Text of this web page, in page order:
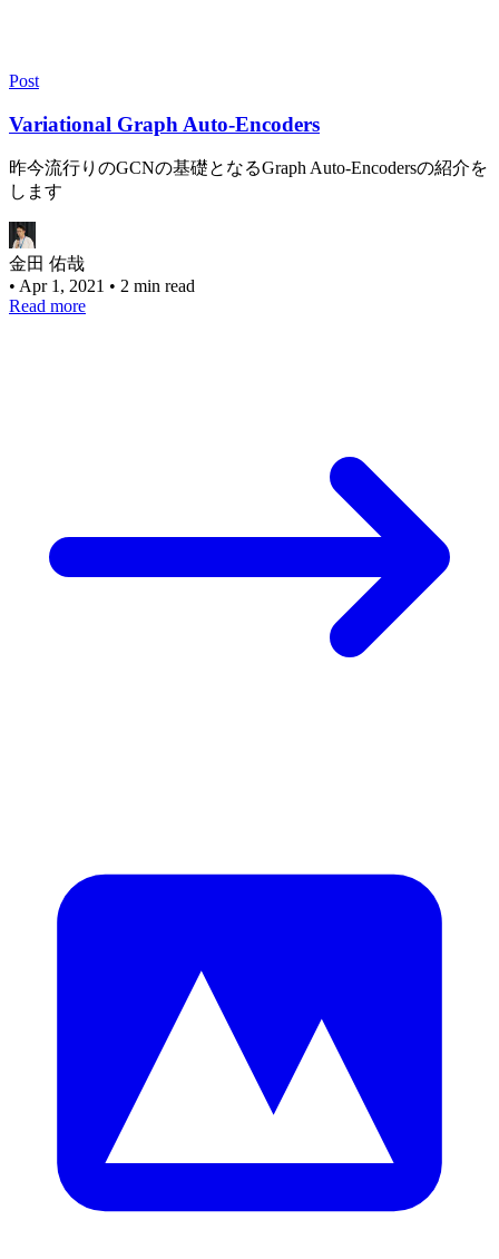
Post
Variational Graph Auto-Encoders
昨今流行りのGCNの基礎となるGraph Auto-Encodersの紹介を
します
金田 佑哉
• Apr 1, 2021 • 2 min read
Read more